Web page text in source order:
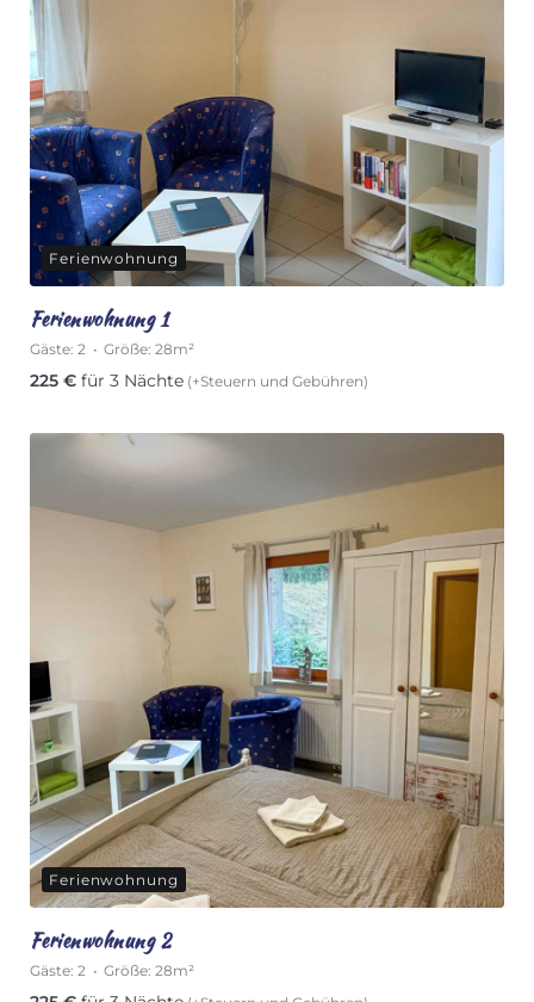
Ferienwohnung
Ferienwohnung 1
Gäste: 2 Größe: 28m²
225 € für 3 Nächte (+Steuern und Gebühren)
Ferienwohnung
Ferienwohnung 2
Gäste: 2 Größe: 28m²